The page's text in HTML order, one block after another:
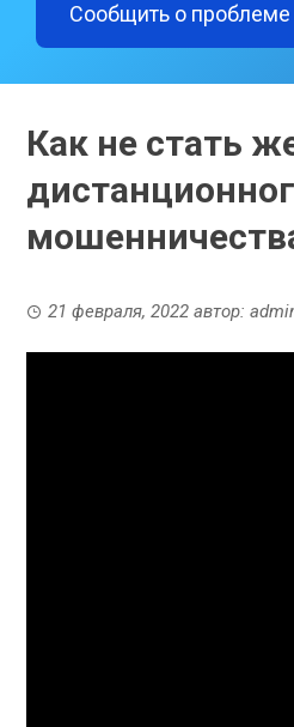
Сообщить о проблеме
Как не стать
21 февраля, 2022 автор: